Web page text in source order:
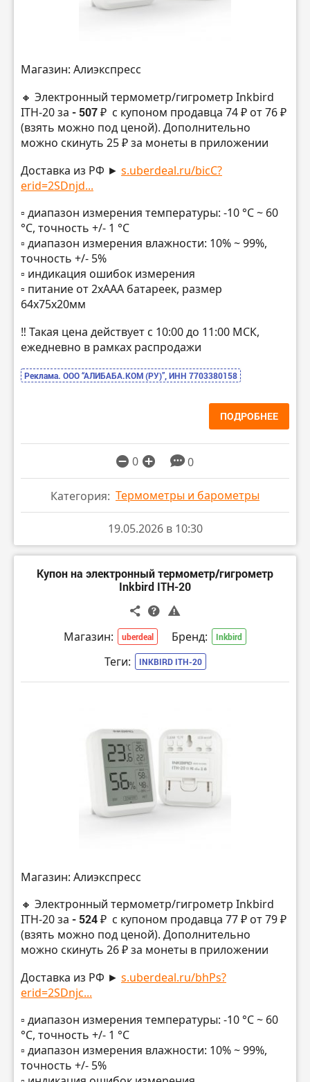
Магазин: Алиэкспресс
🔸 Электронный термометр/гигрометр Inkbird
ITH-20 за - 507 ₽ с купоном продавца 74 ₽ от 76 ₽
(взять можно под ценой). Дополнительно
можно скинуть 25 ₽ за монеты в приложении
Доставка из РФ ► s.uberdeal.ru/bicC?
erid=2SDnjd...
▫️ диапазон измерения температуры: -10 °C ~ 60
°C, точность +/- 1 °C
▫️ диапазон измерения влажности: 10% ~ 99%,
точность +/- 5%
▫️ индикация ошибок измерения
▫️ питание от 2хААА батареек, размер
64х75х20мм
‼️ Такая цена действует с 10:00 до 11:00 МСК,
ежедневно в рамках распродажи
Реклама. ООО “АЛИБАБА.КОМ (РУ)”, ИНН 7703380158
ПОДРОБНЕЕ
0 0
Категория: Термометры и барометры
19.05.2026 в 10:30
Купон на электронный термометр/гигрометр
Inkbird ITH-20
Магазин: uberdeal Бренд: Inkbird
Теги: INKBIRD ITH-20
Магазин: Алиэкспресс
🔸 Электронный термометр/гигрометр Inkbird
ITH-20 за - 524 ₽ с купоном продавца 77 ₽ от 79 ₽
(взять можно под ценой). Дополнительно
можно скинуть 26 ₽ за монеты в приложении
Доставка из РФ ► s.uberdeal.ru/bhPs?
erid=2SDnjc...
▫️ диапазон измерения температуры: -10 °C ~ 60
°C, точность +/- 1 °C
▫️ диапазон измерения влажности: 10% ~ 99%,
точность +/- 5%